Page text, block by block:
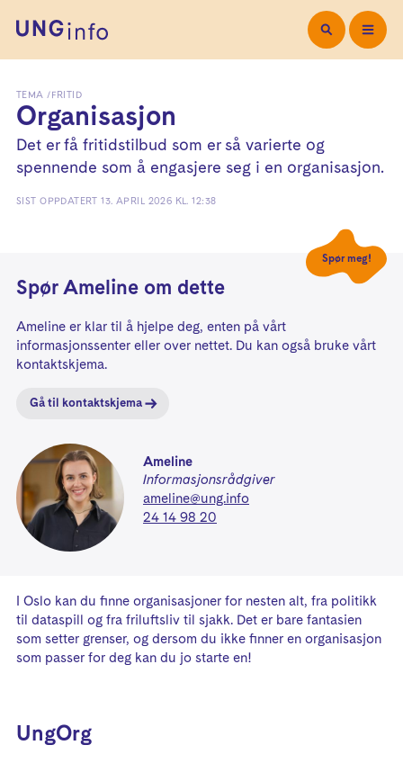
TEMA FRITID
Organisasjon
Det er få fritidstilbud som er så varierte og
spennende som å engasjere seg i en organisasjon.
SIST OPPDATERT13. APRIL 2026 KL. 12:38
SpørAmeline om dette
Ameline er klar til å hjelpe deg, enten på vårt
informasjonssenter eller over nettet. Du kan også bruke vårt
kontaktskjema.
Gå til kontaktskjema
Ameline
Informasjonsrådgiver
ameline@ung.info
24 14 98 20
Spør meg!
I Oslo kan du finne organisasjoner for nesten alt, fra politikk
til dataspill og fra friluftsliv til sjakk. Det er bare fantasien
som setter grenser, og dersom du ikke finner en organisasjon
som passer for deg kan du jo starte en!
UngOrg